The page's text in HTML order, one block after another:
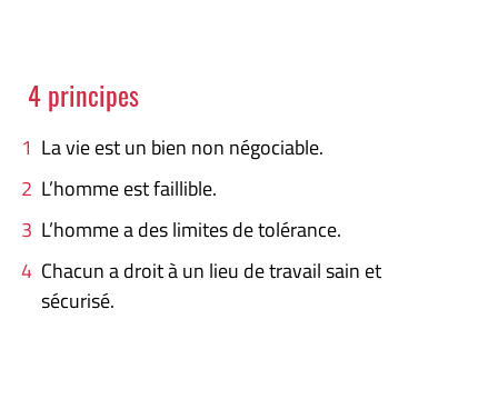
4 principes
La vie est un bien non négociable.
L’homme est faillible.
L’homme a des limites de tolérance.
Chacun a droit à un lieu de travail sain et
sécurisé.